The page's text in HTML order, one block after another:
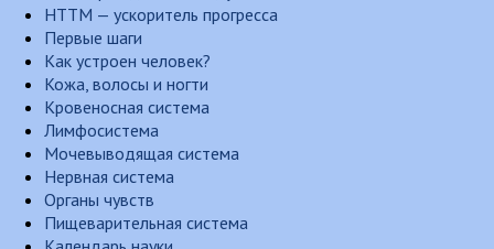
НТТМ — ускоритель прогресса
Первые шаги
Как устроен человек?
Кожа, волосы и ногти
Кровеносная система
Лимфосистема
Мочевыводящая система
Нервная система
Органы чувств
Пищеварительная система